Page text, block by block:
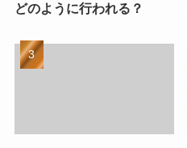
どのように行われる？